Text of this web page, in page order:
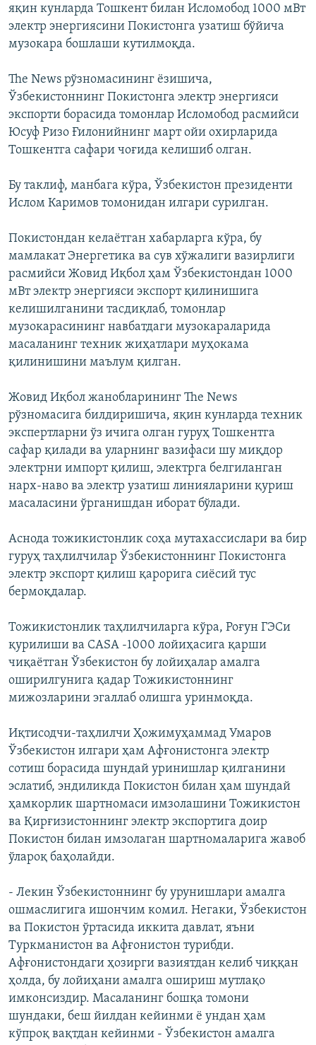
яқин кунларда Тошкент билан Исломобод 1000 мВт
электр энергиясини Покистонга узатиш бўйича
музокара бошлаши кутилмоқда.
The News рўзномасининг ёзишича,
Ўзбекистоннинг Покистонга электр энергияси
экспорти борасида томонлар Исломобод расмийси
Юсуф Ризо Ғилонийнинг март ойи охирларида
Тошкентга сафари чоғида келишиб олган.
Бу таклиф, манбага кўра, Ўзбекистон президенти
Ислом Каримов томонидан илгари сурилган.
Покистондан келаётган хабарларга кўра, бу
мамлакат Энергетика ва сув хўжалиги вазирлиги
расмийси Жовид Иқбол ҳам Ўзбекистондан 1000
мВт электр энергияси экспорт қилинишига
келишилганини тасдиқлаб, томонлар
музокарасининг навбатдаги музокараларида
масаланинг техник жиҳатлари муҳокама
қилинишини маълум қилган.
Жовид Иқбол жанобларининг The News
рўзномасига билдиришича, яқин кунларда техник
экспертларни ўз ичига олган гуруҳ Тошкентга
сафар қилади ва уларнинг вазифаси шу миқдор
электрни импорт қилиш, электрга белгиланган
нарх-наво ва электр узатиш линияларини қуриш
масаласини ўрганишдан иборат бўлади.
Аснода тожикистонлик соҳа мутахассислари ва бир
гуруҳ таҳлилчилар Ўзбекистоннинг Покистонга
электр экспорт қилиш қарорига сиёсий тус
бермоқдалар.
Тожикистонлик таҳлилчиларга кўра, Роғун ГЭСи
қурилиши ва СASA -1000 лойиҳасига қарши
чиқаётган Ўзбекистон бу лойиҳалар амалга
оширилгунига қадар Тожикистоннинг
мижозларини эгаллаб олишга уринмоқда.
Иқтисодчи-таҳлилчи Ҳожимуҳаммад Умаров
Ўзбекистон илгари ҳам Афғонистонга электр
сотиш борасида шундай уринишлар қилганини
эслатиб, эндиликда Покистон билан ҳам шундай
ҳамкорлик шартномаси имзолашини Тожикистон
ва Қирғизистоннинг электр экспортига доир
Покистон билан имзолаган шартномаларига жавоб
ўлароқ баҳолайди.
- Лекин Ўзбекистоннинг бу урунишлари амалга
ошмаслигига ишончим комил. Негаки, Ўзбекистон
ва Покистон ўртасида иккита давлат, яъни
Туркманистон ва Афғонистон турибди.
Афғонистондаги ҳозирги вазиятдан келиб чиққан
ҳолда, бу лойиҳани амалга ошириш мутлақо
имконсиздир. Масаланинг бошқа томони
шундаки, беш йилдан кейинми ё ундан ҳам
кўпроқ вақтдан кейинми - Ўзбекистон амалга